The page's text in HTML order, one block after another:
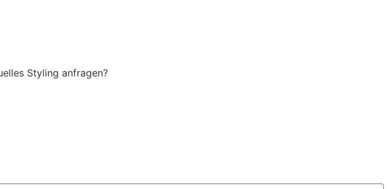
Styling anfragen?